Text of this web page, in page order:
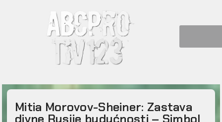
Mitia Morovov-Sheiner: Zastava
divne Rusije budućnosti – Simbol